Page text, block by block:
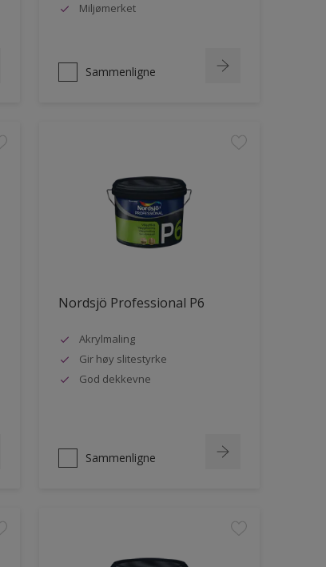
Miljømerket
Sammenligne
Nordsjö Professional P6
Akrylmaling
Gir høy slitestyrke
God dekkevne
Sammenligne